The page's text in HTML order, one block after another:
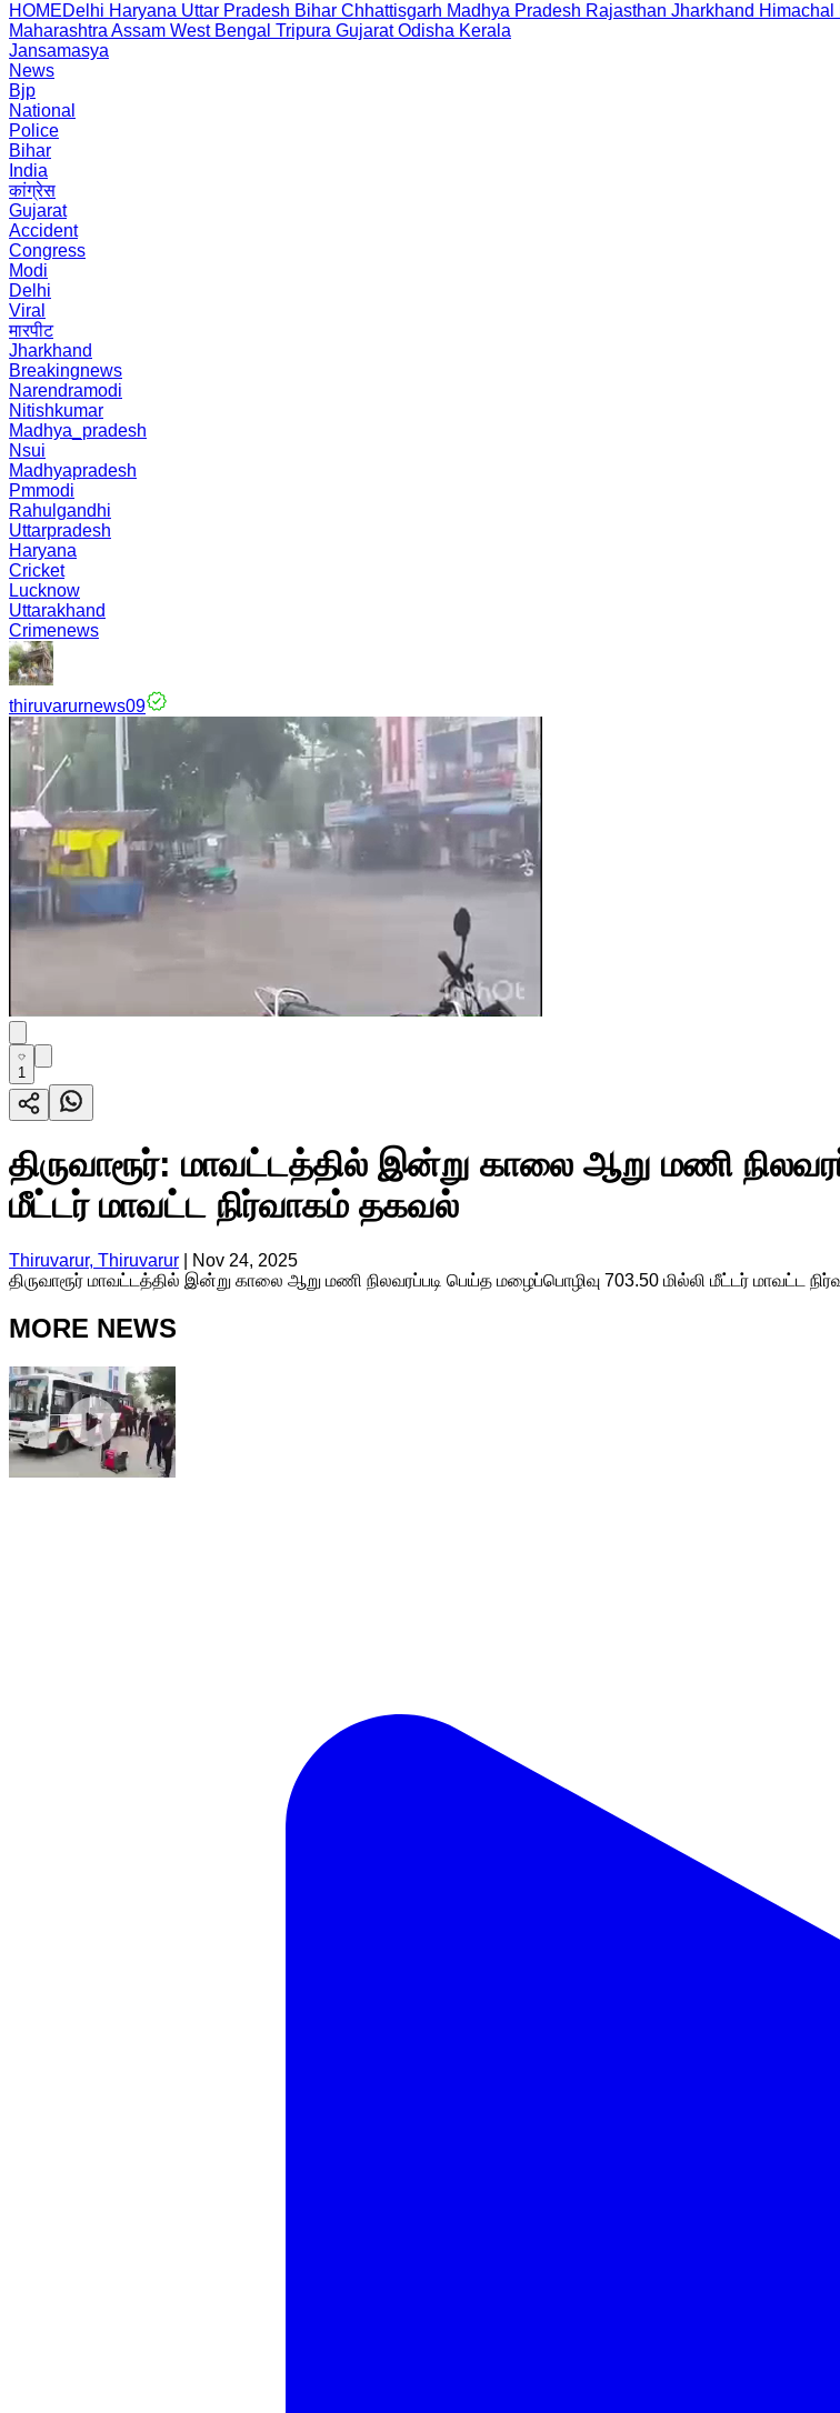
HOMEDelhi Haryana Uttar Pradesh Bihar Chhattisgarh Madhya Pradesh Rajasthan Jharkhand Himachal
Maharashtra Assam West Bengal Tripura Gujarat Odisha Kerala
Jansamasya
News
Bjp
National
Police
Bihar
India
कांग्रेस
Gujarat
Accident
Congress
Modi
Delhi
Viral
मारपीट
Jharkhand
Breakingnews
Narendramodi
Nitishkumar
Madhya_pradesh
Nsui
Madhyapradesh
Pmmodi
Rahulgandhi
Uttarpradesh
Haryana
Cricket
Lucknow
Uttarakhand
Crimenews
thiruvarurnews09
1
திருவாரூர்: மாவட்டத்தில் இன்று காலை ஆறு மணி
மீட்டர் மாவட்ட நிர்வாகம் தகவல்
Thiruvarur, Thiruvarur
Nov 24, 2025
திருவாரூர் மாவட்டத்தில் இன்று காலை ஆறு மணி நிலவரப்படி பெய்த மழைப்பொழிவு 703.50 மில்லி மீட்டர் மாவட்ட
MORE NEWS